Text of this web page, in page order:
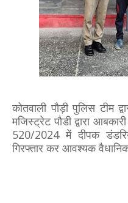
कोतवाली पौड़ी पुलिस टीम
मजिस्ट्रेट पौडी द्वारा
520/2024 में दीपक
गिरफ्तार कर आवश्यक वैधानिक